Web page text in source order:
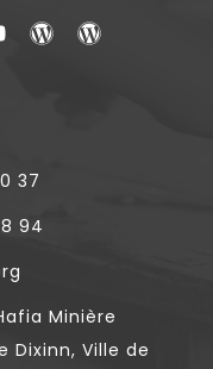
37
94
Minière
Dixinn, Ville de